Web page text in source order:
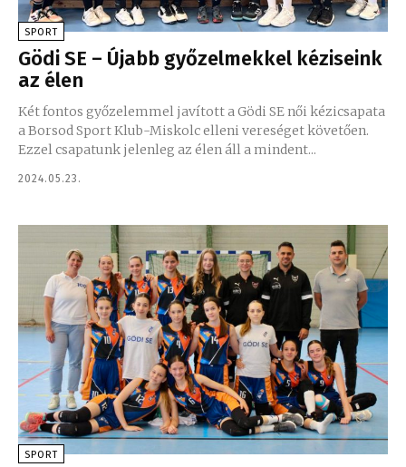
SPORT
Gödi SE – Újabb győzelmekkel kéziseink
az élen
Két fontos győzelemmel javított a Gödi SE női kézicsapata
a Borsod Sport Klub-Miskolc elleni vereséget követően.
Ezzel csapatunk jelenleg az élen áll a mindent...
2024.05.23.
SPORT